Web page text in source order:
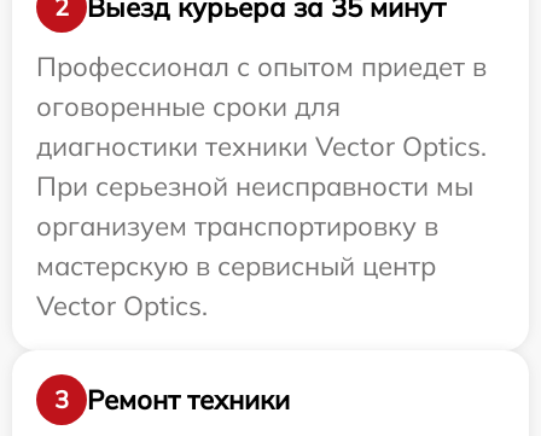
2
Выезд курьера за 35 минут
Профессионал с опытом приедет в
оговоренные сроки для
диагностики техники Vector Optics.
При серьезной неисправности мы
организуем транспортировку в
мастерскую в сервисный центр
Vector Optics.
3
Ремонт техники